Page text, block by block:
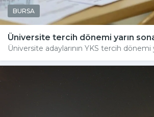
BURSA
Üniversite tercih dönemi yarın
Üniversite adaylarının YKS tercih dönemi